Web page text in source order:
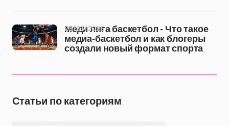
Меди лига баскетбол - Что такое
медиа-баскетбол и как блогеры
создали новый формат спорта
05/03/2026
Статьи по категориям